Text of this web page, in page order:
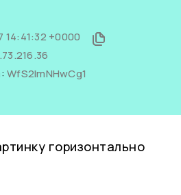
+0000
WfS2lmNHwCg1
горизонтально